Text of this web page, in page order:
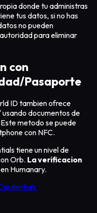
donde tu administras
tus datos, si no has
no pueden
para eliminar
con
Pasaporte
ID tambien ofrece
documentos de
metodo se puede
con NFC.
tiene un nivel de
Orb. La verificacion
Humanary.